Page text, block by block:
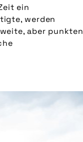
ein
werden
aber punkten